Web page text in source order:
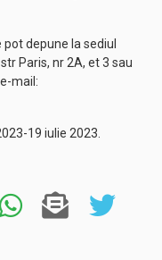
depune la sediul
Paris, nr 2A, et 3 sau
mail:
19 iulie 2023.